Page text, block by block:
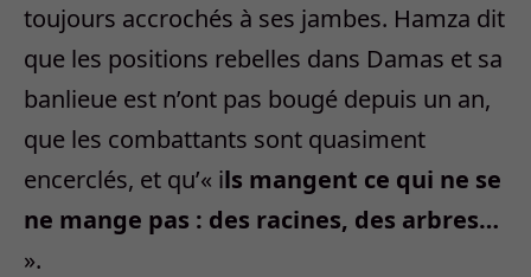
toujours accrochés à ses jambes. Hamza dit
que les positions rebelles dans Damas et sa
banlieue est n’ont pas bougé depuis un an,
que les combattants sont quasiment
encerclés, et qu’« ils mangent ce qui ne se
ne mange pas : des racines, des arbres…
».